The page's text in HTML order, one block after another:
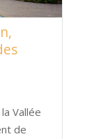
Vallée
de